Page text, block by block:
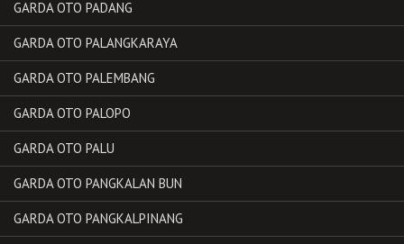
GARDA OTO PADANG
GARDA OTO PALANGKARAYA
GARDA OTO PALEMBANG
GARDA OTO PALOPO
GARDA OTO PALU
GARDA OTO PANGKALAN BUN
GARDA OTO PANGKALPINANG